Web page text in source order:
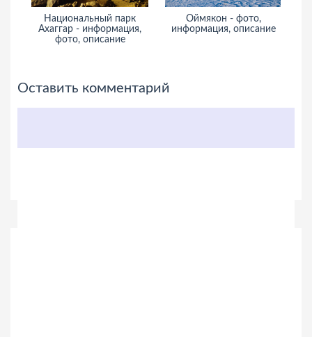
Национальный парк
Ахаггар - информация,
фото, описание
Оймякон - фото,
информация, описание
Оставить комментарий